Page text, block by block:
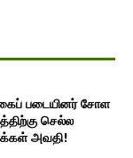
படையினர் சோள
செல்ல
அவதி!